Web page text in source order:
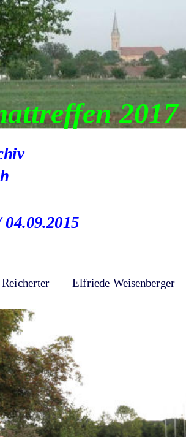
2017
Elfriede Weisenberger